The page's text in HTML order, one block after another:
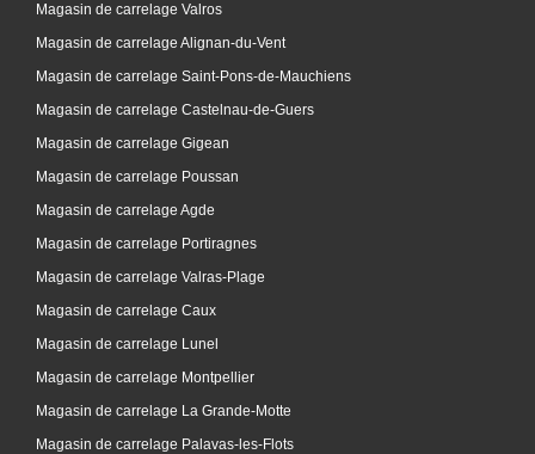
Magasin de carrelage Valros
Magasin de carrelage Alignan-du-Vent
Magasin de carrelage Saint-Pons-de-Mauchiens
Magasin de carrelage Castelnau-de-Guers
Magasin de carrelage Gigean
Magasin de carrelage Poussan
Magasin de carrelage Agde
Magasin de carrelage Portiragnes
Magasin de carrelage Valras-Plage
Magasin de carrelage Caux
Magasin de carrelage Lunel
Magasin de carrelage Montpellier
Magasin de carrelage La Grande-Motte
Magasin de carrelage Palavas-les-Flots